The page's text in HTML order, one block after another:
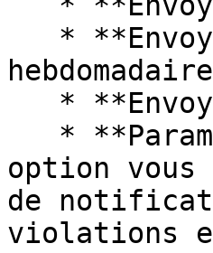
option vous
de
violations